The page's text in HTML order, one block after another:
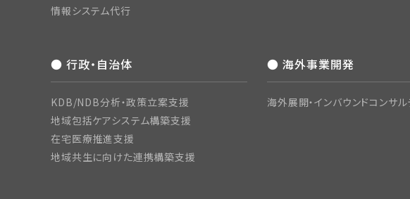
情報システム代行
● 行政・自治体
KDB/NDB分析・政策立案支援
地域包括ケアシステム構築支援
在宅医療推進支援
地域共生に向けた連携構築支援
● 海外事業開発
海外展開・インバウンドコンサル